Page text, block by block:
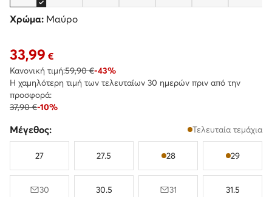
Χρώμα: Μαύρο
Τρέχουσα τιμή 33,99 €
33,99 €
Κανονική τιμή:59,90 €-43%
Η χαμηλότερη τιμή των τελευταίων 30 ημερών πριν από την
προσφορά:
37,90 €-10%
Μέγεθος: Τελευταία τεμάχια
27 27.5 28 29
30 30.5 31 31.5